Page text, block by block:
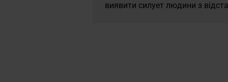
виявити силует людини з